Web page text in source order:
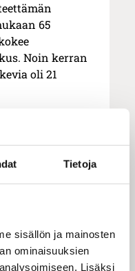
Tietoja
sisällön ja mainosten
ominaisuuksien
Lisäksi
65
Noin kerran
oli 21
ovat siis
vuotiailla,
mukaan